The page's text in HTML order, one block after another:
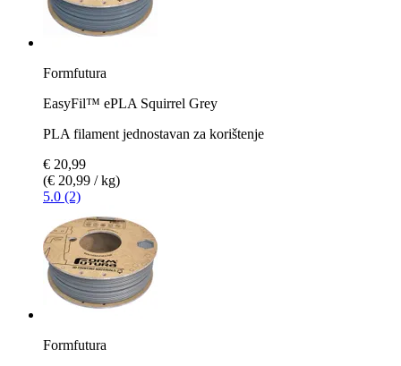
Formfutura
EasyFil™ ePLA Squirrel Grey
PLA filament jednostavan za korištenje
€ 20,99
(€ 20,99 / kg)
5.0 (2)
Formfutura